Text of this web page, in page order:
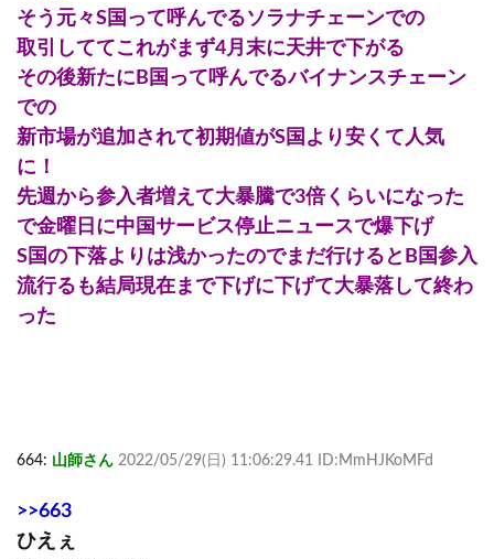
そう元々S国って呼んでるソラナチェーンでの
取引しててこれがまず4月末に天井で下がる
その後新たにB国って呼んでるバイナンスチェーン
での
新市場が追加されて初期値がS国より安くて人気
に！
先週から参入者増えて大暴騰で3倍くらいになった
で金曜日に中国サービス停止ニュースで爆下げ
S国の下落よりは浅かったのでまだ行けるとB国参入
流行るも結局現在まで下げに下げて大暴落して終わ
った
664: 山師さん 2022/05/29(日) 11:06:29.41 ID:MmHJKoMFd
>>663
ひえぇ